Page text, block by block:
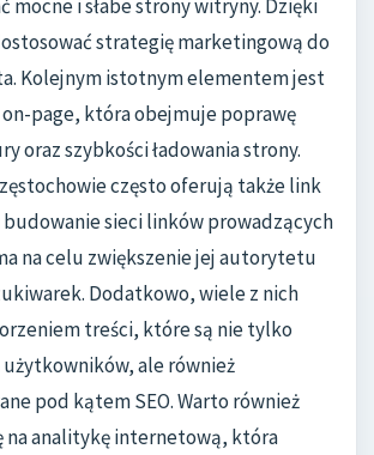
mocne i słabe strony witryny. Dzięki
strategię marketingową do
Kolejnym istotnym elementem jest
page, która obejmuje poprawę
oraz szybkości ładowania strony.
często oferują także link
sieci linków prowadzących
na celu zwiększenie jej autorytetu
Dodatkowo, wiele z nich
treści, które są nie tylko
ale również
pod kątem SEO. Warto również
na analitykę internetową, która